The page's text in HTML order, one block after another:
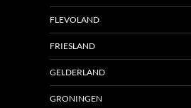
FLEVOLAND
FRIESLAND
GELDERLAND
GRONINGEN